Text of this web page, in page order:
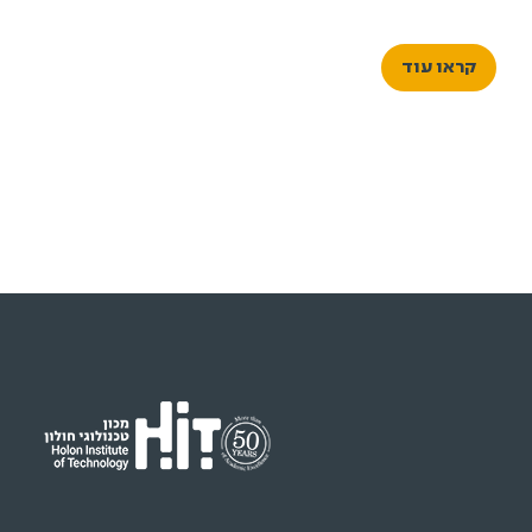
התואר השני בעיצוב לסביבה טכנולוגית, יציגו את פרויקטי
הגמר שלהם – מבחר עבודות המצטרף לתמונה רחבה
המשקפת תקופה, דור ותפיסת עולם.
קראו עוד